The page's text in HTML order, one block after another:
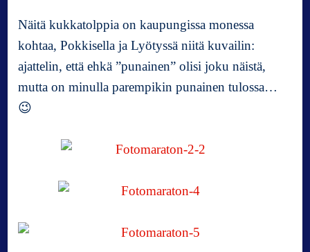
Näitä kukkatolppia on kaupungissa monessa
kohtaa, Pokkisella ja Lyötyssä niitä kuvailin:
ajattelin, että ehkä ”punainen” olisi joku näistä,
mutta on minulla parempikin punainen tulossa…
😉